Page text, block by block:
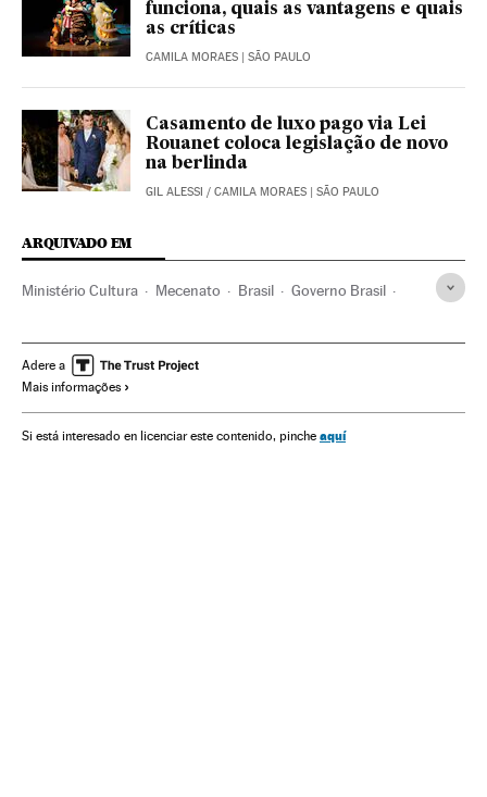
funciona, quais as vantagens e quais
as críticas
CAMILA MORAES | SÃO PAULO
Casamento de luxo pago via Lei
Rouanet coloca legislação de novo
na berlinda
GIL ALESSI / CAMILA MORAES | SÃO PAULO
ARQUIVADO EM
Ministério Cultura Mecenato Brasil Governo Brasil
América Administração Estado
Administração pública
Adere a
Mais informações
Si está interesado en licenciar este contenido, pinche aquí